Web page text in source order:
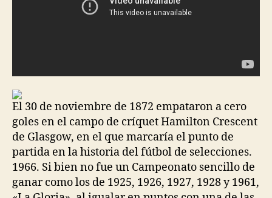
El 30 de noviembre de 1872 empataron a cero
goles en el campo de críquet Hamilton Crescent
de Glasgow, en el que marcaría el punto de
partida en la historia del fútbol de selecciones.
1966. Si bien no fue un Campeonato sencillo de
ganar como los de 1925, 1926, 1927, 1928 y 1961,